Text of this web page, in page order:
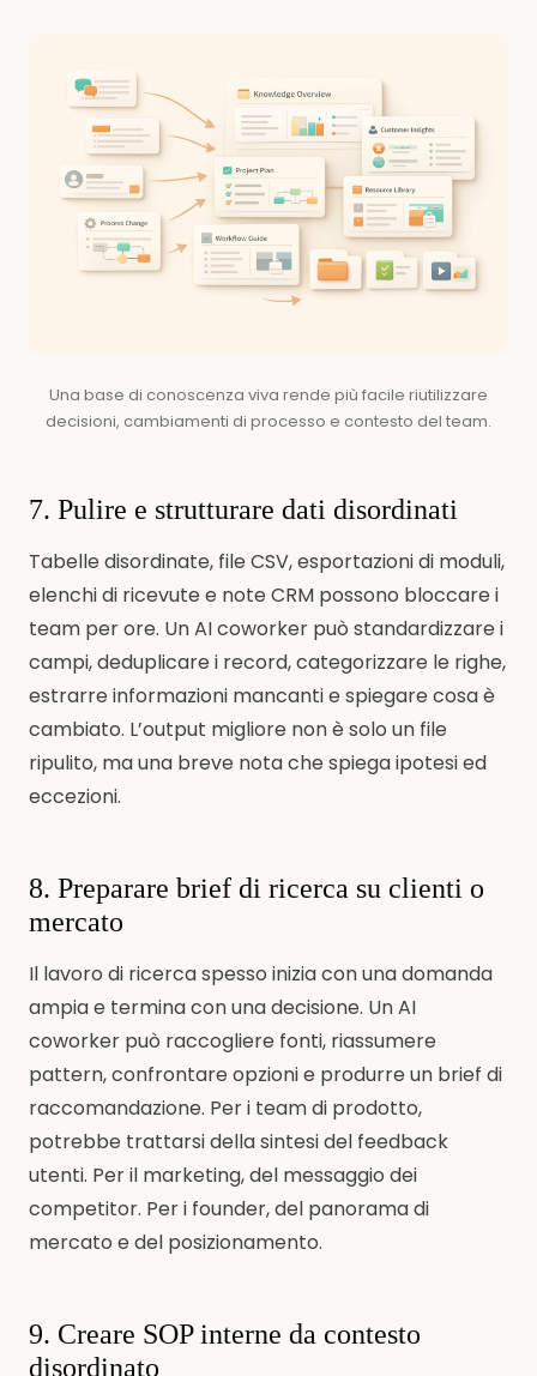
Una base di conoscenza viva rende più facile riutilizzare
decisioni, cambiamenti di processo e contesto del team.
7. Pulire e strutturare dati disordinati
Tabelle disordinate, file CSV, esportazioni di moduli,
elenchi di ricevute e note CRM possono bloccare i
team per ore. Un AI coworker può standardizzare i
campi, deduplicare i record, categorizzare le righe,
estrarre informazioni mancanti e spiegare cosa è
cambiato. L’output migliore non è solo un file
ripulito, ma una breve nota che spiega ipotesi ed
eccezioni.
8. Preparare brief di ricerca su clienti o
mercato
Il lavoro di ricerca spesso inizia con una domanda
ampia e termina con una decisione. Un AI
coworker può raccogliere fonti, riassumere
pattern, confrontare opzioni e produrre un brief di
raccomandazione. Per i team di prodotto,
potrebbe trattarsi della sintesi del feedback
utenti. Per il marketing, del messaggio dei
competitor. Per i founder, del panorama di
mercato e del posizionamento.
9. Creare SOP interne da contesto
disordinato